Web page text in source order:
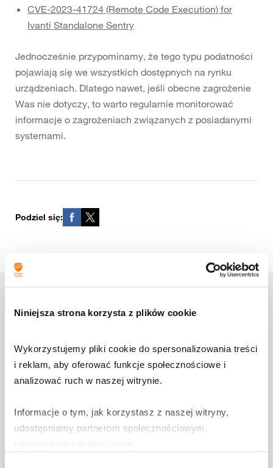
Niniejsza strona korzysta z plików cookie
Wykorzystujemy pliki cookie do spersonalizowania treści
i reklam, aby oferować funkcje społecznościowe i
analizować ruch w naszej witrynie.
Informacje o tym, jak korzystasz z naszej witryny,
udostępniamy partnerom społecznościowym,
CVE-2023-41724 (Remote Code Execution) for
Ivanti Standalone Sentry
Jednocześnie przypominamy, że tego typu podatności
pojawiają się we wszystkich dostępnych na rynku
urządzeniach. Dlatego nawet, jeśli obecne zagrożenie
Was nie dotyczy, to warto regularnie monitorować
informacje o zagrożeniach związanych z posiadanymi
systemami.
Podziel się:
5 sierpnia 2026
cudzych poleceń
31 lipca 2026